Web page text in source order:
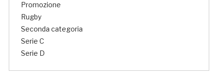
Promozione
Rugby
Seconda categoria
Serie C
Serie D